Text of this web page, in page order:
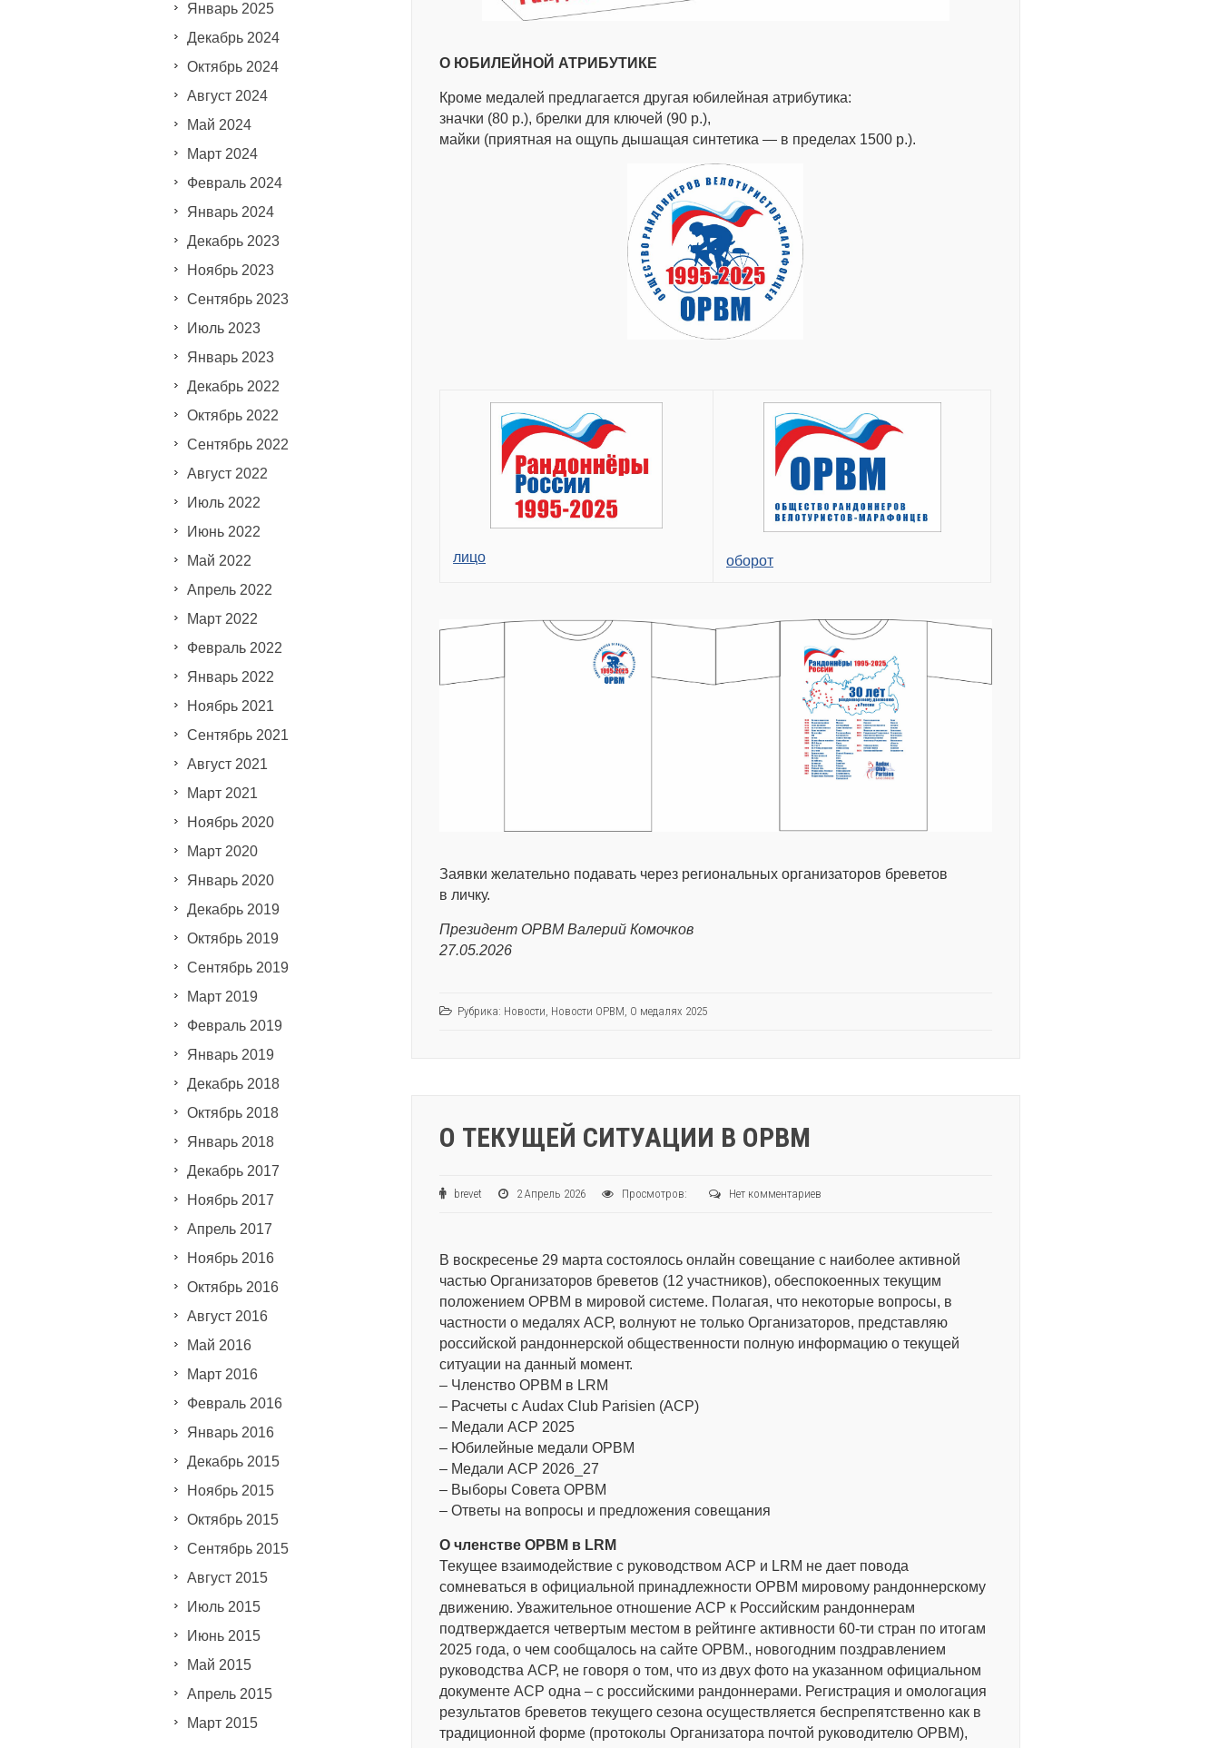
О ЮБИЛЕЙНОЙ АТРИБУТИКЕ
Кроме медалей предлагается другая юбилейная атрибутика:
значки (80 р.), брелки для ключей (90 р.),
майки (приятная на ощупь дышащая синтетика — в пределах 1500 р.).
лицо оборот
Заявки желательно подавать через региональных организаторов бреветов
в личку.
Президент ОРВМ Валерий Комочков
27.05.2026
Рубрика: Новости Новости ОРВМ О медалях 2025
О ТЕКУЩЕЙ СИТУАЦИИ В ОРВМ
brevet 2 Апрель 2026 Просмотров: Нет комментариев
В воскресенье 29 марта состоялось онлайн совещание с наиболее активной
частью Организаторов бреветов (12 участников), обеспокоенных текущим
положением ОРВМ в мировой системе. Полагая, что некоторые вопросы, в
частности о медалях АСР, волнуют не только Организаторов, представляю
российской рандоннерской общественности полную информацию о текущей
ситуации на данный момент.
– Членство ОРВМ в LRM
– Расчеты с Audax Club Parisien (АСР)
– Медали АСР 2025
– Юбилейные медали ОРВМ
– Медали АСР 2026_27
– Выборы Совета ОРВМ
– Ответы на вопросы и предложения совещания
О членстве ОРВМ в LRM
Текущее взаимодействие с руководством АСР и LRM не дает повода
сомневаться в официальной принадлежности ОРВМ мировому рандоннерскому
движению. Уважительное отношение АСР к Российским рандоннерам
подтверждается четвертым местом в рейтинге активности 60-ти стран по итогам
2025 года, о чем сообщалось на сайте ОРВМ., новогодним поздравлением
руководства АСР, не говоря о том, что из двух фото на указанном официальном
документе АСР одна – с российскими рандоннерами. Регистрация и омологация
результатов бреветов текущего сезона осуществляется беспрепятственно как в
традиционной форме (протоколы Организатора почтой руководителю ОРВМ),
Январь 2025
Декабрь 2024
Октябрь 2024
Август 2024
Май 2024
Март 2024
Февраль 2024
Январь 2024
Декабрь 2023
Ноябрь 2023
Сентябрь 2023
Июль 2023
Январь 2023
Декабрь 2022
Октябрь 2022
Сентябрь 2022
Август 2022
Июль 2022
Июнь 2022
Май 2022
Апрель 2022
Март 2022
Февраль 2022
Январь 2022
Ноябрь 2021
Сентябрь 2021
Август 2021
Март 2021
Ноябрь 2020
Март 2020
Январь 2020
Декабрь 2019
Октябрь 2019
Сентябрь 2019
Март 2019
Февраль 2019
Январь 2019
Декабрь 2018
Октябрь 2018
Январь 2018
Декабрь 2017
Ноябрь 2017
Апрель 2017
Ноябрь 2016
Октябрь 2016
Август 2016
Май 2016
Март 2016
Февраль 2016
Январь 2016
Декабрь 2015
Ноябрь 2015
Октябрь 2015
Сентябрь 2015
Август 2015
Июль 2015
Июнь 2015
Май 2015
Апрель 2015
Март 2015